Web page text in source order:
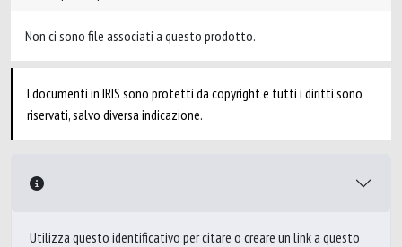
Non ci sono file associati a questo prodotto.
I documenti in IRIS sono protetti da copyright e tutti i diritti sono
riservati, salvo diversa indicazione.
Utilizza questo identificativo per citare o creare un link a questo